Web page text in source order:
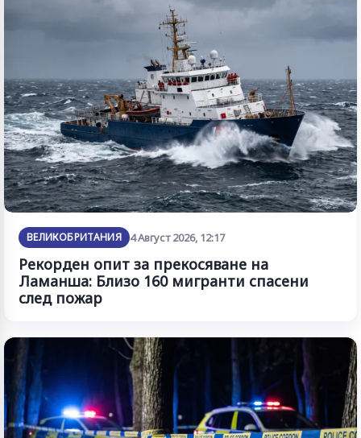
ВЕЛИКОБРИТАНИЯ 4 Август 2026, 12:17
Рекорден опит за прекосяване на
Ламанша: Близо 160 мигранти спасени
след пожар